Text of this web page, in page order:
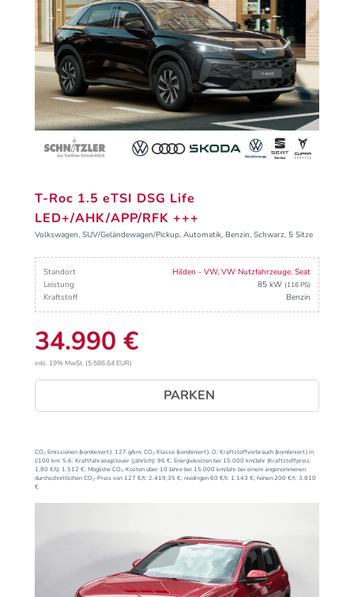
T-Roc 1.5 eTSI DSG Life
LED+/AHK/APP/RFK +++
Volkswagen, SUV/Geländewagen/Pickup, Automatik, Benzin, Schwarz, 5 Sitze
Standort
Hilden - VW, VW Nutzfahrzeuge, Seat
Leistung
85 kW (116 PS)
Kraftstoff Benzin
34.990 €
inkl. 19% MwSt. (5.586,64 EUR)
PARKEN
CO₂ Emissionen (kombiniert): 127 g/km;CO₂ Klasse (kombiniert):D;Kraftstoffverbrauch (kombiniert) in
l/100 km:5,6;Kraftfahrzeugsteuer (jährlich):96 €;Energiekosten bei 15.000 km/Jahr (Kraftstoffpreis:
1,80 €/l): 1.512 €;Mögliche CO₂-Kosten über 10 Jahre bei 15.000 km/Jahr bei einem angenommenen
durchschnittlichen CO₂-Preis von 127 €/t:2.419,35 €; niedrigen 60 €/t: 1.143 €; hohen 200 €/t: 3.810
€